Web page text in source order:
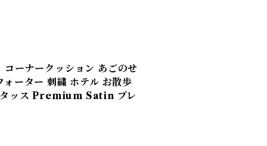
コーナークッション あごのせ
ーター 刺繍 ホテル お散歩
タッス Premium Satin プレ